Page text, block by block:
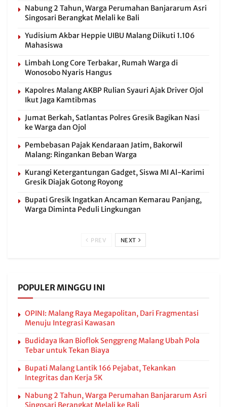
Nabung 2 Tahun, Warga Perumahan Banjararum Asri
Singosari Berangkat Melali ke Bali
Yudisium Akbar Heppie UIBU Malang Diikuti 1.106
Mahasiswa
Limbah Long Core Terbakar, Rumah Warga di
Wonosobo Nyaris Hangus
Kapolres Malang AKBP Rulian Syauri Ajak Driver Ojol
Ikut Jaga Kamtibmas
Jumat Berkah, Satlantas Polres Gresik Bagikan Nasi
ke Warga dan Ojol
Pembebasan Pajak Kendaraan Jatim, Bakorwil
Malang: Ringankan Beban Warga
Kurangi Ketergantungan Gadget, Siswa MI Al-Karimi
Gresik Diajak Gotong Royong
Bupati Gresik Ingatkan Ancaman Kemarau Panjang,
Warga Diminta Peduli Lingkungan
PREV NEXT
POPULER MINGGU INI
OPINI: Malang Raya Megapolitan, Dari Fragmentasi
Menuju Integrasi Kawasan
Budidaya Ikan Bioflok Senggreng Malang Ubah Pola
Tebar untuk Tekan Biaya
Bupati Malang Lantik 166 Pejabat, Tekankan
Integritas dan Kerja 5K
Nabung 2 Tahun, Warga Perumahan Banjararum Asri
Singosari Berangkat Melali ke Bali